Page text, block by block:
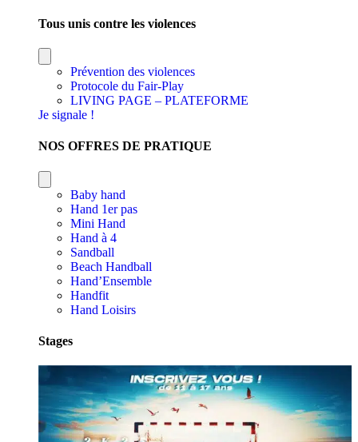
Tous unis contre les violences
Prévention des violences
Protocole du Fair-Play
LIVING PAGE – PLATEFORME
Je signale !
NOS OFFRES DE PRATIQUE
Baby hand
Hand 1er pas
Mini Hand
Hand à 4
Sandball
Beach Handball
Hand’Ensemble
Handfit
Hand Loisirs
Stages